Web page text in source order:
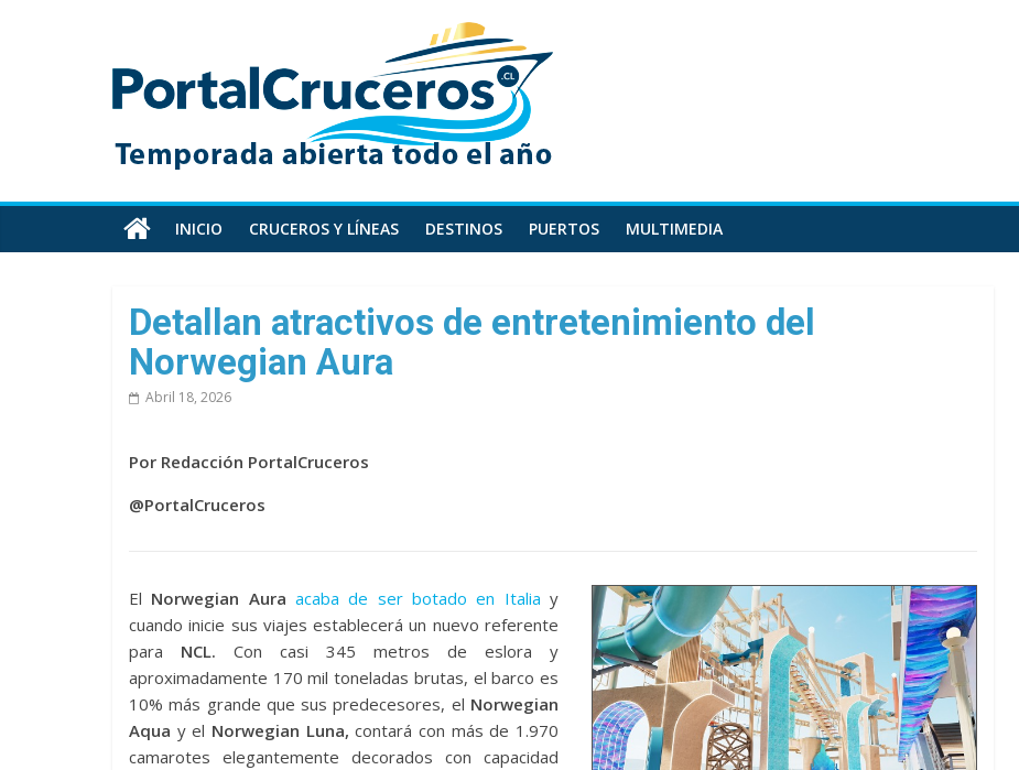
PortalCruceros
Toda
información
cruceros
en
un
sitio
INICIO CRUCEROS Y LÍNEAS DESTINOS PUERTOS MULTIMEDIA
Detallan atractivos de entretenimiento del
Norwegian Aura
Abril 18, 2026
Por Redacción PortalCruceros
@PortalCruceros
El Norwegian Aura acaba de ser botado en Italia y
cuando inicie sus viajes establecerá un nuevo referente
para NCL. Con casi 345 metros de eslora y
aproximadamente 170 mil toneladas brutas, el barco es
10% más grande que sus predecesores, el Norwegian
Aqua y el Norwegian Luna, contará con más de 1.970
camarotes elegantemente decorados con capacidad